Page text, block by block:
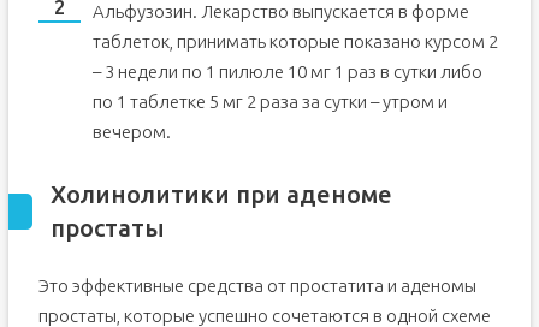
Альфузозин. Лекарство выпускается в форме
таблеток, принимать которые показано курсом 2
– 3 недели по 1 пилюле 10 мг 1 раз в сутки либо
по 1 таблетке 5 мг 2 раза за сутки – утром и
вечером.
Холинолитики при аденоме
простаты
Это эффективные средства от простатита и аденомы
простаты, которые успешно сочетаются в одной схеме